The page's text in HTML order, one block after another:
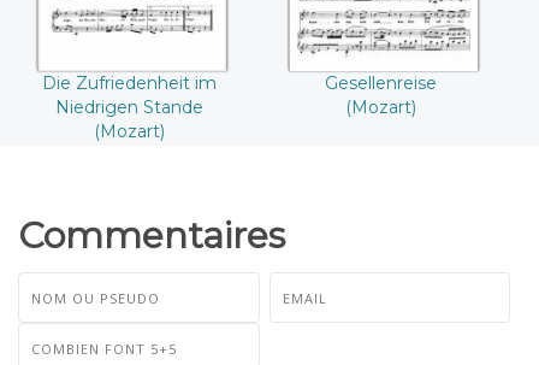
Die Zufriedenheit im
Niedrigen Stande
(Mozart)
Gesellenreise
(Mozart)
Commentaires